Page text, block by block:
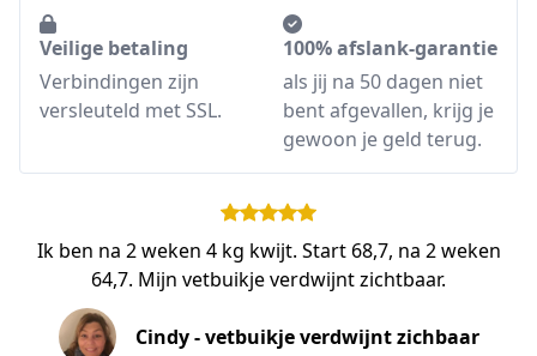
Veilige betaling
Verbindingen zijn
versleuteld met SSL.
100% afslank-garantie
als jij na 50 dagen niet
bent afgevallen, krijg je
gewoon je geld terug.
Ik ben na 2 weken 4 kg kwijt. Start 68,7, na 2 weken
64,7. Mijn vetbuikje verdwijnt zichtbaar.
Cindy - vetbuikje verdwijnt zichbaar